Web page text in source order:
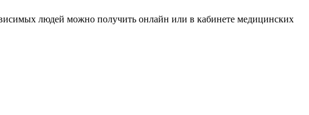
людей можно получить онлайн или в кабинете медицинских